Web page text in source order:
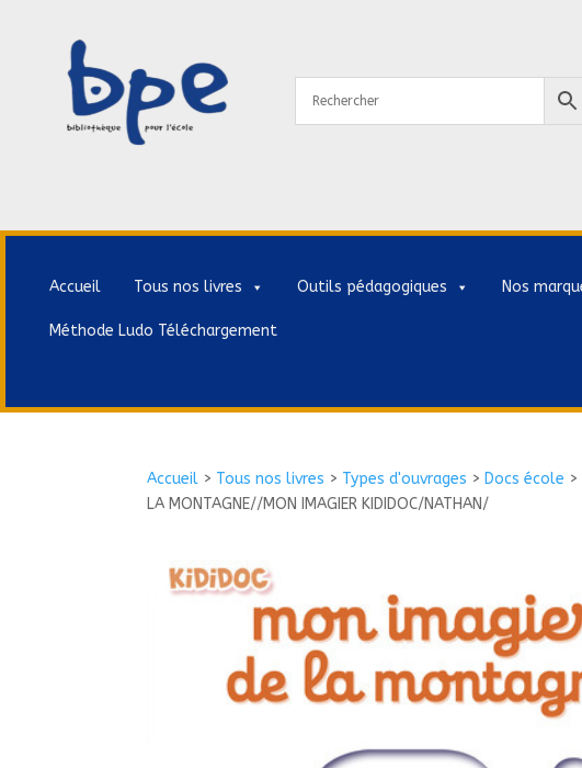
Accueil Tous nos livres Outils pédagogiques Nos
Méthode Ludo Téléchargement
Accueil > Tous nos livres > Types d'ouvrages > Docs école >
LA MONTAGNE//MON IMAGIER KIDIDOC/NATHAN/